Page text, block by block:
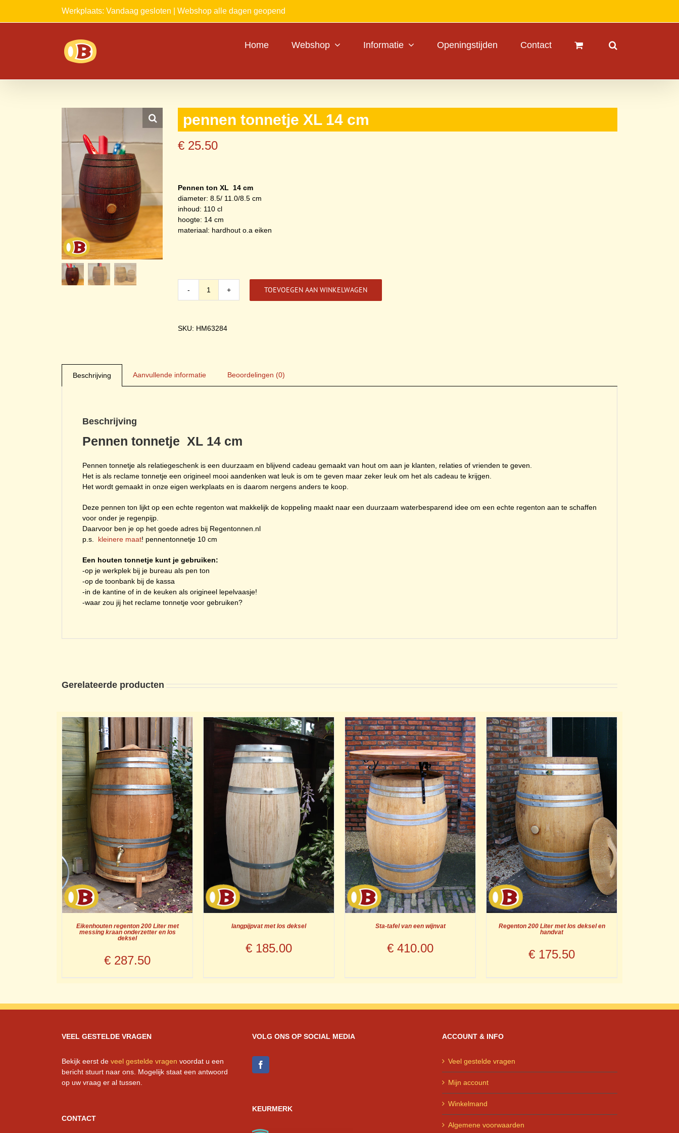
Werkplaats: Vandaag gesloten | Webshop alle dagen geopend
Home Webshop Informatie Openingstijden Contact
pennen tonnetje XL 14 cm
€ 25.50
Pennen ton XL 14 cm
diameter: 8.5/ 11.0/8.5 cm
inhoud: 110 cl
hoogte: 14 cm
materiaal: hardhout o.a eiken
pennen
14
TOEVOEGEN AAN WINKELWAGEN
SKU: HM63284
Beschrijving Aanvullende informatie Beoordelingen (0)
Beschrijving
Pennen tonnetje XL 14 cm
Pennen tonnetje als relatiegeschenk is een duurzaam en blijvend cadeau gemaakt van hout om aan je klanten, relaties of vrienden te geven.
Het is als reclame tonnetje een origineel mooi aandenken wat leuk is om te geven maar zeker leuk om het als cadeau te krijgen.
Het wordt gemaakt in onze eigen werkplaats en is daarom nergens anders te koop.
Deze pennen ton lijkt op een echte regenton wat makkelijk de koppeling maakt naar een duurzaam waterbesparend idee om een echte regenton aan te schaffen
voor onder je regenpijp.
Daarvoor ben je op het goede adres bij Regentonnen.nl
p.s. kleinere maat! pennentonnetje 10 cm
Een houten tonnetje kunt je gebruiken:
-op je werkplek bij je bureau als pen ton
-op de toonbank bij de kassa
-in de kantine of in de keuken als origineel lepelvaasje!
-waar zou jij het reclame tonnetje voor gebruiken?
Gerelateerde producten
Eikenhouten regenton 200 Liter met
messing kraan onderzetter en los
deksel
€ 287.50
langpijpvat met los deksel
€ 185.00
Sta-tafel van een wijnvat
€ 410.00
Regenton 200 Liter met los deksel en
handvat
€ 175.50
VEEL GESTELDE VRAGEN
Bekijk eerst de veel gestelde vragen voordat u een
bericht stuurt naar ons. Mogelijk staat een antwoord
op uw vraag er al tussen.
CONTACT
VOLG ONS OP SOCIAL MEDIA
KEURMERK
ACCOUNT & INFO
Veel gestelde vragen
Mijn account
Winkelmand
Algemene voorwaarden